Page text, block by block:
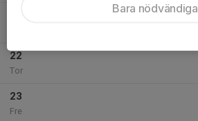
22
Tor
23
Fre
Bara nödvändiga